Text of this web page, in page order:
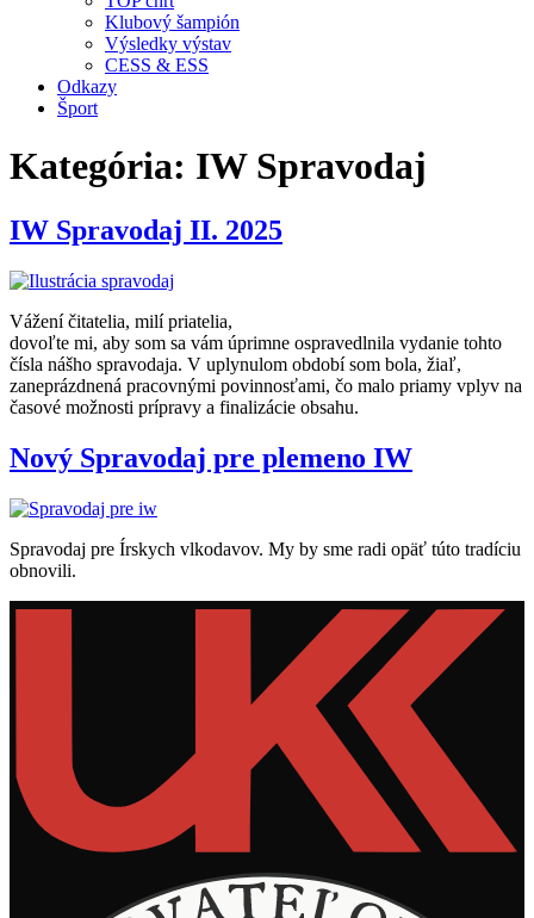
Klubový šampión
Výsledky výstav
CESS & ESS
Odkazy
Šport
Kategória: IW Spravodaj
IW Spravodaj II. 2025
Vážení čitatelia, milí priatelia,
dovoľte mi, aby som sa vám úprimne ospravedlnila vydanie tohto
čísla nášho spravodaja. V uplynulom období som bola, žiaľ,
zaneprázdnená pracovnými povinnosťami, čo malo priamy vplyv na
časové možnosti prípravy a finalizácie obsahu.
Nový Spravodaj pre plemeno IW
Spravodaj pre Írskych vlkodavov. My by sme radi opäť túto tradíciu
obnovili.